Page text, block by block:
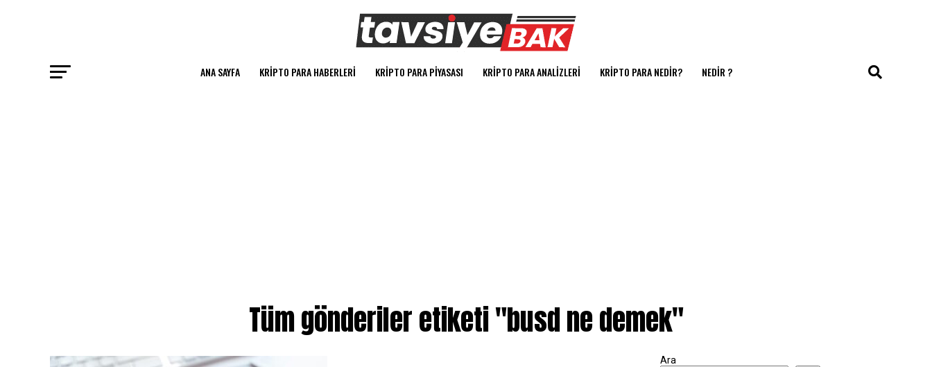
ANA SAYFA KRIPTO PARA HABERLERI KRIPTO PARA PIYASASI KRIPTO PARA ANALIZLERI KRIPTO PARA NEDIR? NEDIR ?
Tüm gönderiler etiketi "busd ne demek"
Ara